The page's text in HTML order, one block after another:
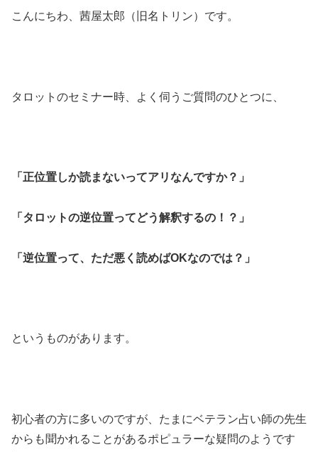
こんにちわ、茜屋太郎（旧名トリン）です。
タロットのセミナー時、よく伺うご質問のひとつに、
「正位置しか読まないってアリなんですか？」
「タロットの逆位置ってどう解釈するの！？」
「逆位置って、ただ悪く読めばOKなのでは？」
というものがあります。
初心者の方に多いのですが、たまにベテラン占い師の先生
からも聞かれることがあるポピュラーな疑問のようです